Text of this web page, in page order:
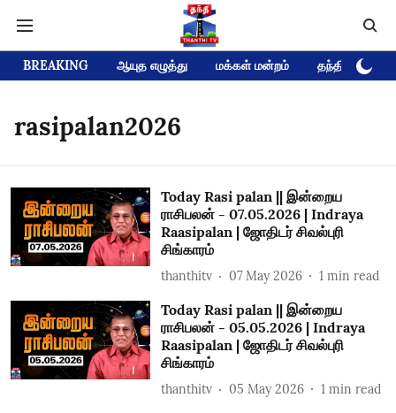
BREAKING ஆயுத எழுத்து மக்கள் மன்றம் தந்தி டிவி
rasipalan2026
Today Rasi palan || இன்றைய
ராசிபலன் - 07.05.2026 | Indraya
Raasipalan | ஜோதிடர் சிவல்புரி
சிங்காரம்
thanthitv 07 May 2026 1 min read
Today Rasi palan || இன்றைய
ராசிபலன் - 05.05.2026 | Indraya
Raasipalan | ஜோதிடர் சிவல்புரி
சிங்காரம்
thanthitv 05 May 2026 1 min read